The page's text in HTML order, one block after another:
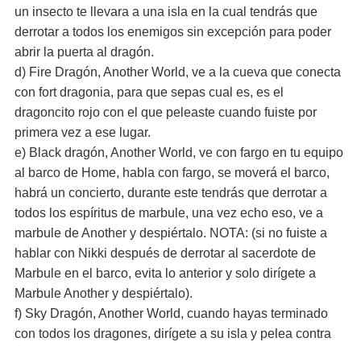
un insecto te llevara a una isla en la cual tendrás que
derrotar a todos los enemigos sin excepción para poder
abrir la puerta al dragón.
d) Fire Dragón, Another World, ve a la cueva que conecta
con fort dragonia, para que sepas cual es, es el
dragoncito rojo con el que peleaste cuando fuiste por
primera vez a ese lugar.
e) Black dragón, Another World, ve con fargo en tu equipo
al barco de Home, habla con fargo, se moverá el barco,
habrá un concierto, durante este tendrás que derrotar a
todos los espíritus de marbule, una vez echo eso, ve a
marbule de Another y despiértalo. NOTA: (si no fuiste a
hablar con Nikki después de derrotar al sacerdote de
Marbule en el barco, evita lo anterior y solo dirígete a
Marbule Another y despiértalo).
f) Sky Dragón, Another World, cuando hayas terminado
con todos los dragones, dirígete a su isla y pelea contra